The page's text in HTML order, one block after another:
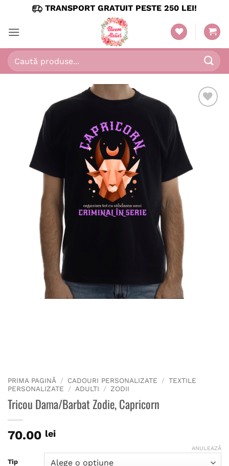
content
TRANSPORT GRATUIT PESTE 250 LEI!
Caută
după:
PRIMA PAGINĂ / CADOURI PERSONALIZATE / TEXTILE
PERSONALIZATE
/ ADULTI / ZODII
Tricou Dama/Barbat Zodie, Capricorn
70.00 lei
Tip
ANULEAZĂ